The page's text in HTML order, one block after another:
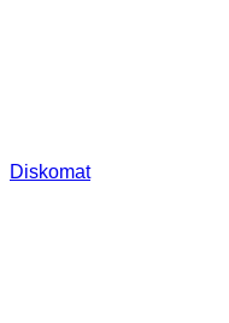
Diskomat